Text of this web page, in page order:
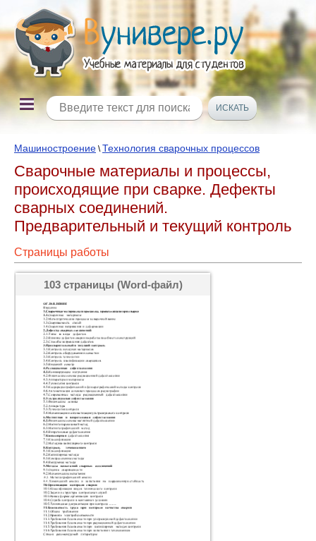
Машиностроение \Технология сварочных процессов
Сварочные материалы и процессы,
происходящие при сварке. Дефекты
сварных соединений.
Предварительный и текущий контроль
Страницы работы
103 страницы (Word-файл)